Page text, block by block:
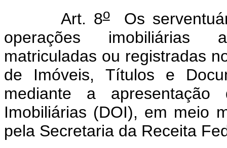
Art. 8oOs
operações imobiliárias
matriculadas ou registradas
de Imóveis, Títulos e
mediante a apresentação
Imobiliárias (DOI), em meio
pela Secretaria da Receita